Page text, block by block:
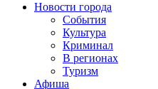
Новости города
События
Культура
Криминал
В регионах
Туризм
Афиша